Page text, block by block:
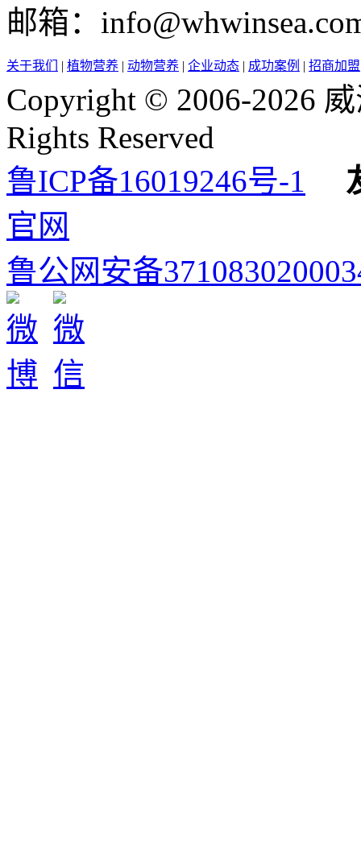
邮箱：
关于我们 | 植物营养 | 动物营养 | 企业动态 | 成功案例 | 招商加盟
Copyright © 2006-2026
Rights Reserved
鲁ICP备16019246号-1
官网
鲁公网安备